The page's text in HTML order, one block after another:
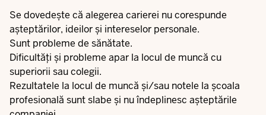
Se dovedește că alegerea carierei nu corespunde
așteptărilor, ideilor și intereselor personale.
Sunt probleme de sănătate.
Dificultăți și probleme apar la locul de muncă cu
superiorii sau colegii.
Rezultatele la locul de muncă și/sau notele la școala
profesională sunt slabe și nu îndeplinesc așteptările